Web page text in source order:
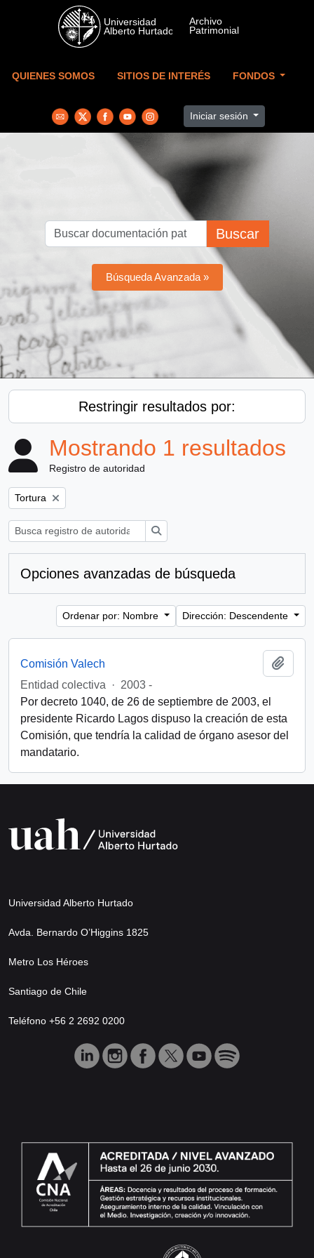
Skip to main content
QUIENES SOMOS SITIOS DE INTERÉS FONDOS
Iniciar sesión
Buscar
Búsqueda Avanzada »
Restringir resultados por:
Mostrando 1 resultados
Registro de autoridad
Remove filter:
Tortura
Opciones avanzadas de búsqueda
Ordenar por: Nombre Dirección: Descendente
Comisión Valech
Entidad colectiva
· 2003 -
Por decreto 1040, de 26 de septiembre de 2003, el
presidente Ricardo Lagos dispuso la creación de esta
Comisión, que tendría la calidad de órgano asesor del
mandatario.
Universidad Alberto Hurtado
Avda. Bernardo O’Higgins 1825
Metro Los Héroes
Santiago de Chile
Teléfono +56 2 2692 0200